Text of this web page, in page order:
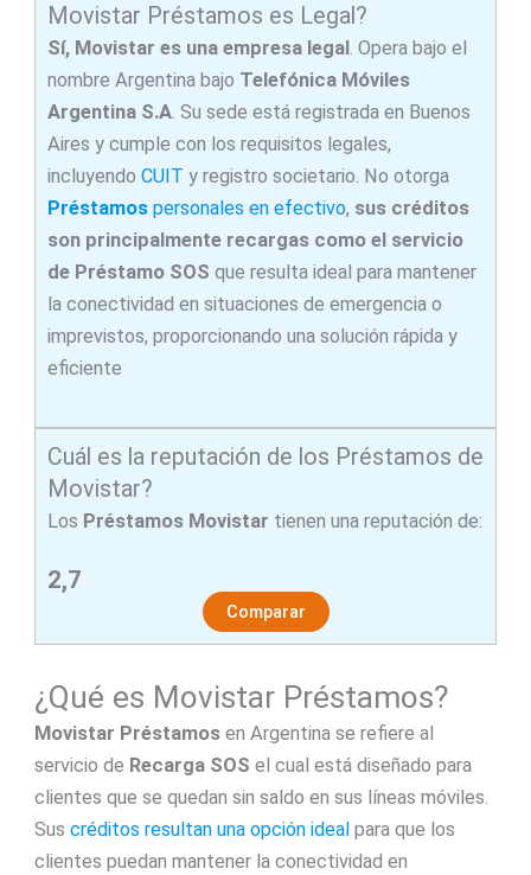
Movistar Préstamos es Legal?
Sí, Movistar es una empresa legal. Opera bajo el
nombre Argentina bajo Telefónica Móviles
Argentina S.A. Su sede está registrada en Buenos
Aires y cumple con los requisitos legales,
incluyendo CUIT y registro societario. No otorga
Préstamos personales en efectivo, sus créditos
son principalmente recargas como el servicio
de Préstamo SOS que resulta ideal para mantener
la conectividad en situaciones de emergencia o
imprevistos, proporcionando una solución rápida y
eficiente
Cuál es la reputación de los Préstamos de
Movistar?
Los Préstamos Movistar tienen una reputación de:
2,7
Comparar
¿Qué es Movistar Préstamos?
Movistar Préstamosen Argentina se refiere al
servicio de Recarga SOS el cual está diseñado para
clientes que se quedan sin saldo en sus líneas móviles.
Sus créditos resultan una opción idealpara que los
clientes puedan mantener la conectividad en